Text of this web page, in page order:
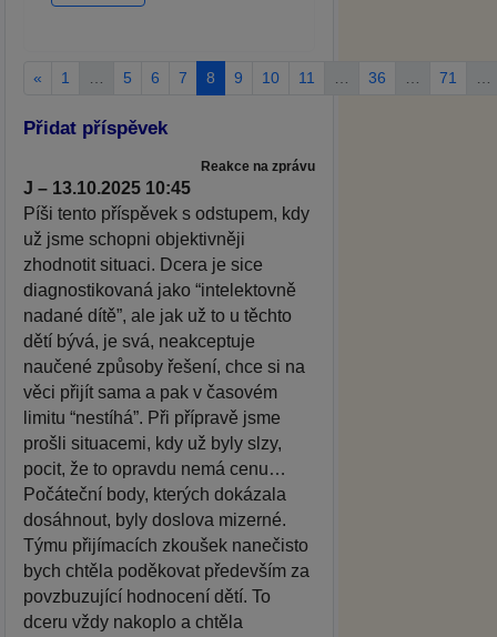
« 1 … 5 6 7 8 9 10 11 … 36 … 71 …
Přidat příspěvek
Reakce na zprávu
J – 13.10.2025 10:45
Píši tento příspěvek s odstupem, kdy
už jsme schopni objektivněji
zhodnotit situaci. Dcera je sice
diagnostikovaná jako “intelektovně
nadané dítě”, ale jak už to u těchto
dětí bývá, je svá, neakceptuje
naučené způsoby řešení, chce si na
věci přijít sama a pak v časovém
limitu “nestíhá”. Při přípravě jsme
prošli situacemi, kdy už byly slzy,
pocit, že to opravdu nemá cenu…
Počáteční body, kterých dokázala
dosáhnout, byly doslova mizerné.
Týmu přijímacích zkoušek nanečisto
bych chtěla poděkovat především za
povzbuzující hodnocení dětí. To
dceru vždy nakoplo a chtěla